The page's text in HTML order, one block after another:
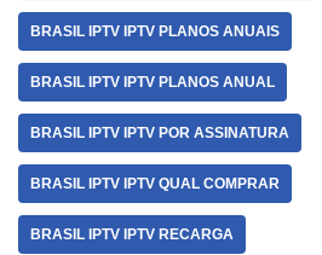
BRASIL IPTV IPTV PLANOS ANUAIS
BRASIL IPTV IPTV PLANOS ANUAL
BRASIL IPTV IPTV POR ASSINATURA
BRASIL IPTV IPTV QUAL COMPRAR
BRASIL IPTV IPTV RECARGA